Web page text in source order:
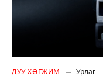
ДУУ ХӨГЖИМ Урлаг